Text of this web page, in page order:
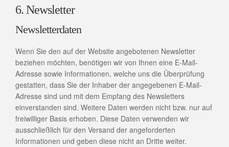
6. Newsletter
Newsletterdaten
Wenn Sie den auf der Website angebotenen Newsletter
beziehen möchten, benötigen wir von Ihnen eine E-Mail-
Adresse sowie Informationen, welche uns die Überprüfung
gestatten, dass Sie der Inhaber der angegebenen E-Mail-
Adresse sind und mit dem Empfang des Newsletters
einverstanden sind. Weitere Daten werden nicht bzw. nur auf
freiwilliger Basis erhoben. Diese Daten verwenden wir
ausschließlich für den Versand der angeforderten
Informationen und geben diese nicht an Dritte weiter.